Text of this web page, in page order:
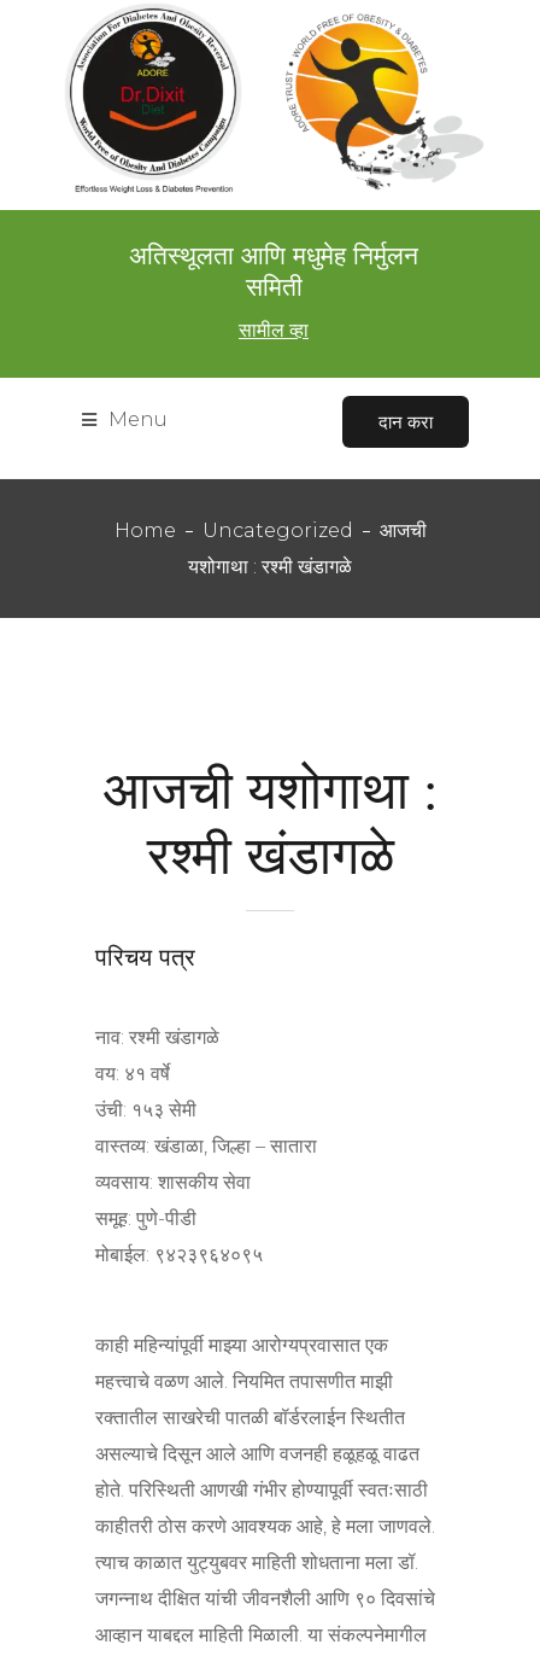
अतिस्थूलता आणि मधुमेह निर्मुलन
समिती
सामील व्हा
Menu दान करा
Home Uncategorized
आजची
यशोगाथा : रश्मी खंडागळे
आजची यशोगाथा :
रश्मी खंडागळे
परिचय पत्र
नाव: रश्मी खंडागळे
वय: ४१ वर्षे
उंची: १५३ सेमी
वास्तव्य: खंडाळा, जिल्हा – सातारा
व्यवसाय: शासकीय सेवा
समूह: पुणे-पीडी
मोबाईल: ९४२३९६४०९५
काही महिन्यांपूर्वी माझ्या आरोग्यप्रवासात एक
महत्त्वाचे वळण आले. नियमित तपासणीत माझी
रक्तातील साखरेची पातळी बॉर्डरलाईन स्थितीत
असल्याचे दिसून आले आणि वजनही हळूहळू वाढत
होते. परिस्थिती आणखी गंभीर होण्यापूर्वी स्वतःसाठी
काहीतरी ठोस करणे आवश्यक आहे, हे मला जाणवले.
त्याच काळात युट्युबवर माहिती शोधताना मला डॉ.
जगन्नाथ दीक्षित यांची जीवनशैली आणि ९० दिवसांचे
आव्हान याबद्दल माहिती मिळाली. या संकल्पनेमागील